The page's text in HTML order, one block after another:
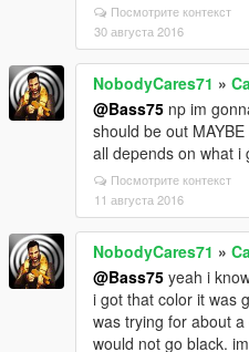
Посмотрите контекст
30 августа 2016
NobodyCares71 »
@Bass75 np im
should be out
all depends on what i
Посмотрите контекст
11 августа 2016
NobodyCares71 »
@Bass75 yeah i
i got that color it was
was trying for about
would not go black.